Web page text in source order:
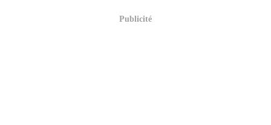
Publicité